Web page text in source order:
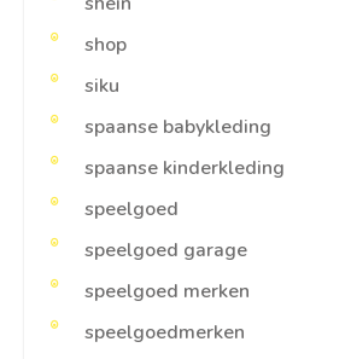
shop
siku
spaanse babykleding
spaanse kinderkleding
speelgoed
speelgoed garage
speelgoed merken
speelgoedmerken